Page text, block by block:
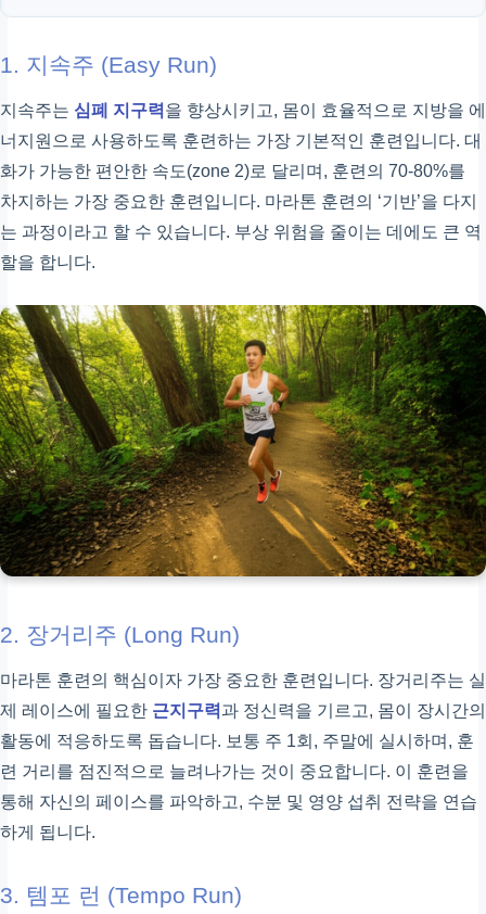
1. 지속주 (Easy Run)
지속주는 심폐 지구력 을 향상시키고, 몸이 효율적으로 지방을 에
너지원으로 사용하도록 훈련하는 가장 기본적인 훈련입니다. 대
화가 가능한 편안한 속도(zone 2)로 달리며, 훈련의 70-80%를
차지하는 가장 중요한 훈련입니다. 마라톤 훈련의 ‘기반’을 다지
는 과정이라고 할 수 있습니다. 부상 위험을 줄이는 데에도 큰 역
할을 합니다.
2. 장거리주 (Long Run)
마라톤 훈련의 핵심이자 가장 중요한 훈련입니다. 장거리주는 실
제 레이스에 필요한 근지구력 과 정신력을 기르고, 몸이 장시간의
활동에 적응하도록 돕습니다. 보통 주 1회, 주말에 실시하며, 훈
련 거리를 점진적으로 늘려나가는 것이 중요합니다. 이 훈련을
통해 자신의 페이스를 파악하고, 수분 및 영양 섭취 전략을 연습
하게 됩니다.
3. 템포 런 (Tempo Run)